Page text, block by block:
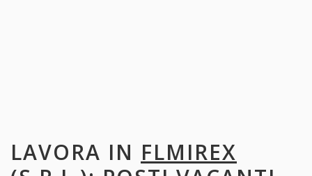
LAVORA IN FLMIREX